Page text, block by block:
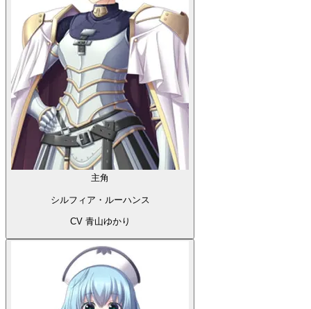
主角
シルフィア・ルーハンス
CV 青山ゆかり